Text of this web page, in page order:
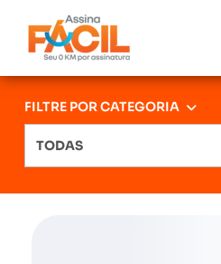
FILTRE POR CATEGORIA
TODAS